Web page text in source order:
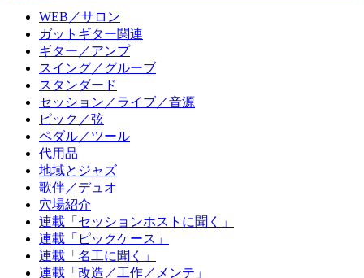
WEB／サロン
ガットギター関連
ギター／アンプ
スイング／グルーブ
スタンダード
セッション／ライブ／音源
ピック／弦
ペダル／ツール
代用品
地域とジャズ
歌伴／デュオ
穴場紹介
連載「セッションホストに聞く」
連載「ピックケース」
連載「名工に聞く」
連載「改造／工作／メンテ」